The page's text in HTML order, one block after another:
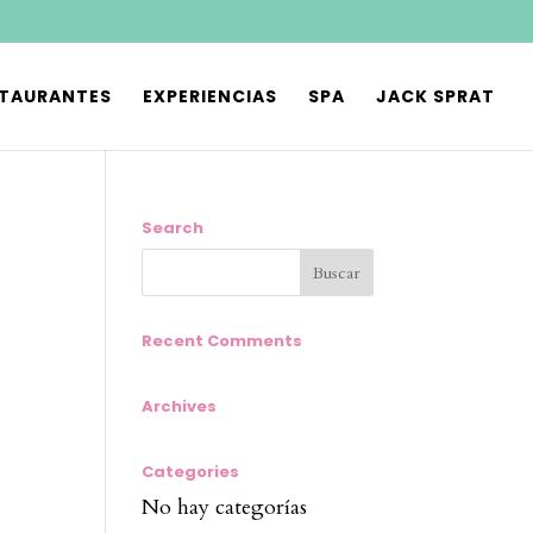
EXPERIENCIAS SPA JACK SPRAT
Search
Recent Comments
Archives
Categories
No hay categorías